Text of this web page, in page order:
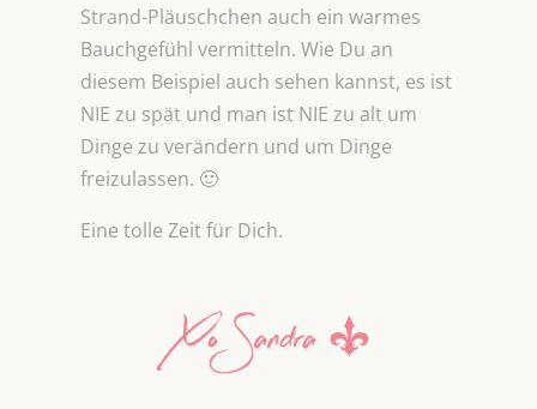
Strand-Pläuschchen auch ein warmes
Bauchgefühl vermitteln. Wie Du an
diesem Beispiel auch sehen kannst, es ist
NIE zu spät und man ist NIE zu alt um
Dinge zu verändern und um Dinge
freizulassen. 🙂
Eine tolle Zeit für Dich.